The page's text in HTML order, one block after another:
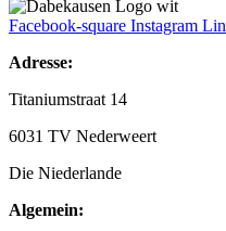
Facebook-square Instagram
Adresse:
Titaniumstraat 14
6031 TV Nederweert
Die Niederlande
Algemein: